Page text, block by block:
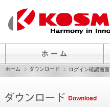
ホーム ダウンロード ログイン確認画面